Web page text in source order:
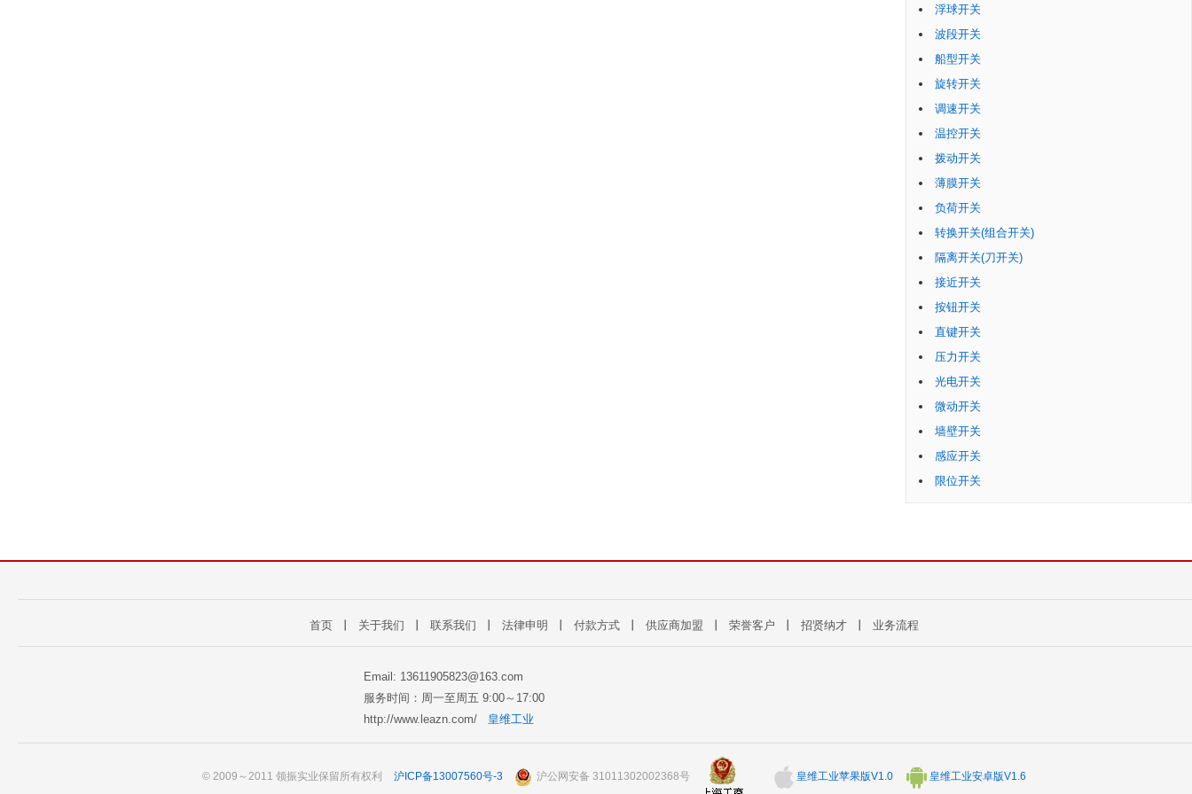
浮球开关
波段开关
船型开关
旋转开关
调速开关
温控开关
拨动开关
薄膜开关
负荷开关
转换开关(组合开关)
隔离开关(刀开关)
接近开关
按钮开关
直键开关
压力开关
光电开关
微动开关
墙壁开关
感应开关
限位开关
首页 关于我们 联系我们 法律申明 付款方式 供应商加盟 荣誉客户 招贤纳才 业务流程
Email: 13611905823@163.com
服务时间：周一至周五 9:00～17:00
http://www.leazn.com/ 皇维工业
© 2009～2011 领振实业保留所有权利 沪ICP备13007560号-3 沪公网安备 31011302002368号 皇维工业苹果版V1.0 皇维工业安卓版V1.6